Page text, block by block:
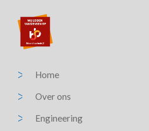
Home
Over ons
Engineering